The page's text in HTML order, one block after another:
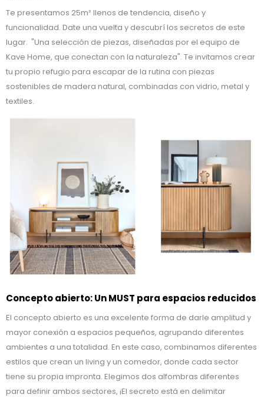
Te presentamos 25m² llenos de tendencia, diseño y
funcionalidad. Date una vuelta y descubrí los secretos de este
lugar. "Una selección de piezas, diseñadas por el equipo de
Kave Home, que conectan con la naturaleza". Te invitamos crear
tu propio refugio para escapar de la rutina con piezas
sostenibles de madera natural, combinadas con vidrio, metal y
textiles.
Concepto abierto: Un MUST para espacios reducidos
El concepto abierto es una excelente forma de darle amplitud y
mayor conexión a espacios pequeños, agrupando diferentes
ambientes a una totalidad. En este caso, combinamos diferentes
estilos que crean un living y un comedor, donde cada sector
tiene su propia impronta. Elegimos dos alfombras diferentes
para definir ambos sectores, ¡El secreto está en delimitar